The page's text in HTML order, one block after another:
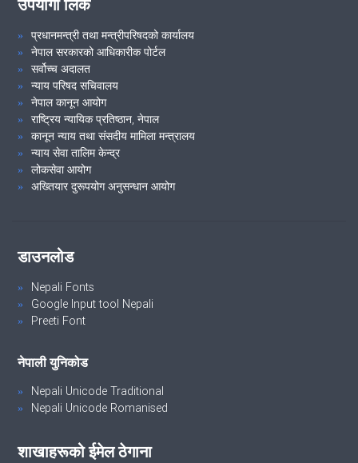
२१औं निजामती सेवा दिवस, २०८१ शुभकामना आदान-प्रदान समारोह तथा कदर
पत्र वितरण कार्यक्रम ।
VIEW ALL
उपयोगी लिंक
प्रधानमन्त्री तथा मन्त्रीपरिषदको कार्यालय
नेपाल सरकारको आधिकारीक पोर्टल
सर्वोच्च अदालत
न्याय परिषद सचिवालय
नेपाल कानून आयोग
राष्ट्रिय न्यायिक प्रतिष्ठान, नेपाल
कानून न्याय तथा संसदीय मामिला मन्त्रालय
न्याय सेवा तालिम केन्द्र
लोकसेवा आयोग
अख्तियार दुरूपयोग अनुसन्धान आयोग
डाउनलोड
Nepali Fonts
Google Input tool Nepali
Preeti Font
नेपाली युनिकोड
Nepali Unicode Traditional
Nepali Unicode Romanised
शाखाहरूको ईमेल ठेगाना